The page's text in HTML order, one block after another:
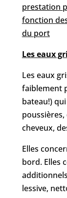
prestation
fonction
du port
Les eaux
Les eaux
faiblement
bateau!)
cheveux,
Elles
bord. Elles
lessive,